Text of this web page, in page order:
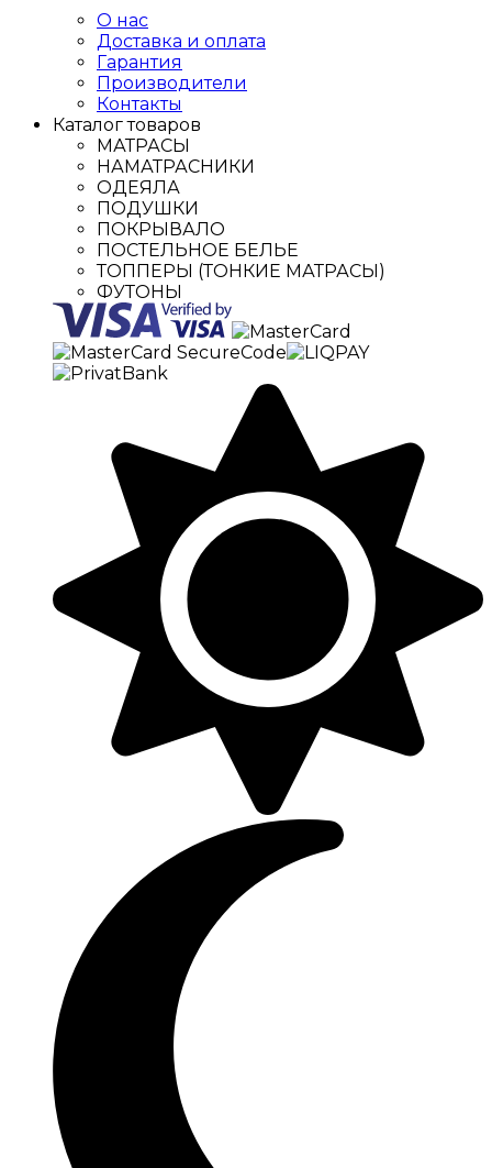
О нас
Доставка и оплата
Гарантия
Производители
Контакты
Каталог товаров
МАТРАСЫ
НАМАТРАСНИКИ
ОДЕЯЛА
ПОДУШКИ
ПОКРЫВАЛО
ПОСТЕЛЬНОЕ БЕЛЬЕ
ТОППЕРЫ (ТОНКИЕ МАТРАСЫ)
ФУТОНЫ